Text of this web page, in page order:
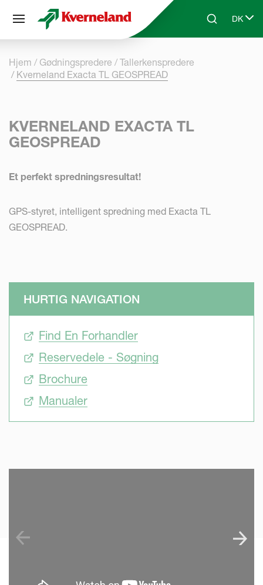
Skip to main contentSearchDK
Select
Hjem Gødningspredere
Tallerkenspredere
Kverneland Exacta TL GEOSPREAD
KVERNELAND EXACTA TL
GEOSPREAD
Et perfekt spredningsresultat!
GPS-styret, intelligent spredning med Exacta TL
GEOSPREAD.
HURTIG NAVIGATION
Find En Forhandler
Reservedele - Søgning
Brochure
Manualer
CCookie-styringspanel